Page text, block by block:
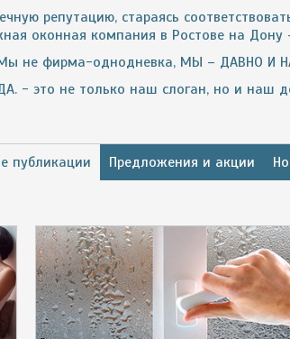
репутацию, стараясь
оконная компания в Ростове на Дону
не фирма-однодневка, МЫ – ДАВНО И
- это не только наш слоган, но и наш
публикации Предложения и акции